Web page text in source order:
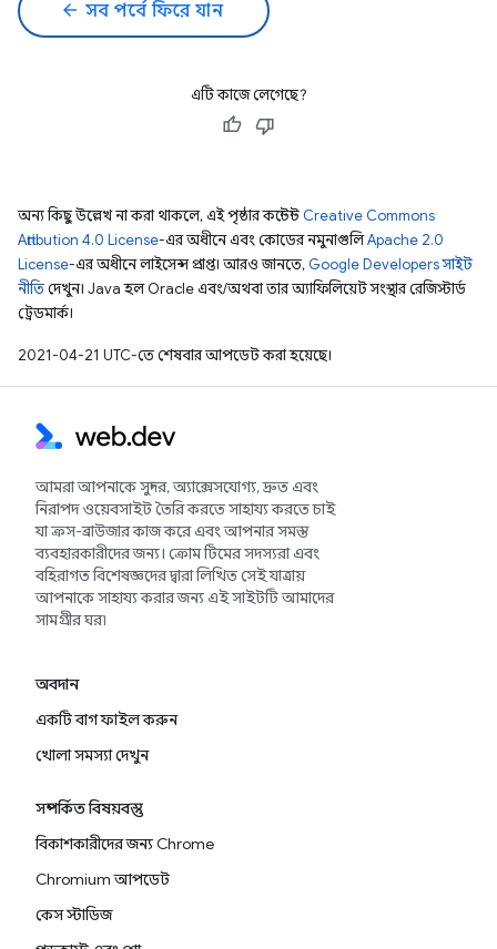
arrow_back সব পর্বে ফিরে যান
এটি কাজে লেগেছে?
অন্য কিছু উল্লেখ না করা থাকলে, এই পৃষ্ঠার কন্টেন্ট Creative Commons
Attribution 4.0 License-এর অধীনে এবং কোডের নমুনাগুলিApache 2.0
License-এর অধীনে লাইসেন্স প্রাপ্ত। আরও জানতে, Google Developers সাইট
নীতিদেখুন। Java হল Oracle এবং/অথবা তার অ্যাফিলিয়েট সংস্থার রেজিস্টার্ড
ট্রেডমার্ক।
2021-04-21 UTC-তে শেষবার আপডেট করা হয়েছে।
আমরা আপনাকে সুন্দর, অ্যাক্সেসযোগ্য, দ্রুত এবং
নিরাপদ ওয়েবসাইট তৈরি করতে সাহায্য করতে চাই
যা ক্রস-ব্রাউজার কাজ করে এবং আপনার সমস্ত
ব্যবহারকারীদের জন্য। ক্রোম টিমের সদস্যরা এবং
বহিরাগত বিশেষজ্ঞদের দ্বারা লিখিত সেই যাত্রায়
আপনাকে সাহায্য করার জন্য এই সাইটটি আমাদের
সামগ্রীর ঘর৷
অবদান
একটি বাগ ফাইল করুন
খোলা সমস্যা দেখুন
সম্পর্কিত বিষয়বস্তু
বিকাশকারীদের জন্য Chrome
Chromium আপডেট
কেস স্টাডিজ